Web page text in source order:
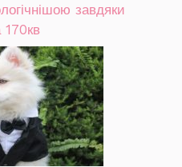
завдяки